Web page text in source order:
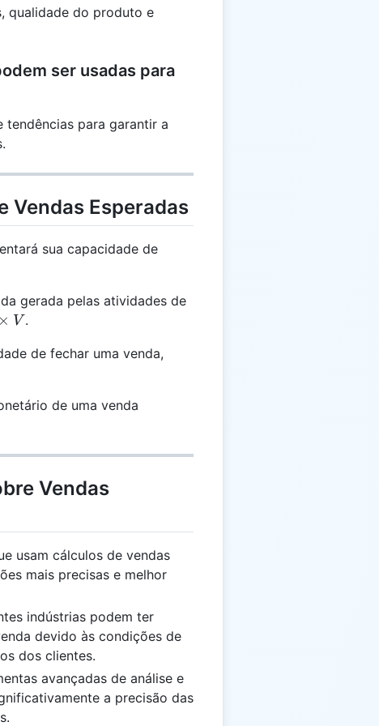
qualidade do produto e
ser usadas para
tendências para garantir a
Vendas Esperadas
sua capacidade de
gerada pelas atividades de
× V .
de fechar uma venda,
de uma venda
Vendas
usam cálculos de vendas
mais precisas e melhor
indústrias podem ter
devido às condições de
dos clientes.
avançadas de análise e
a precisão das